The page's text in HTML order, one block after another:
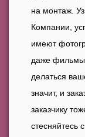
на монтаж.
Компании,
имеют
даже фильмы
делаться
значит, и
заказчику
стесняйтесь